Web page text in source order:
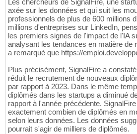
Les chercheurs de SignalFire, une
axée sur les données et qui suit les
professionnels de plus de 600 millions
millions d'entreprises sur LinkedIn,
les premiers signes de l'impact de l'IA
analysant les tendances en matière de
a remarqué que https://
Plus précisément, SignalFire a
réduit le recrutement de nouveaux
par rapport à 2023. Dans le même
diplômés dans les startups a diminué
rapport à l'année précédente.
exactement combien de diplômés en
selon leurs données. Les données
pourrait s'agir de milliers de diplômés.